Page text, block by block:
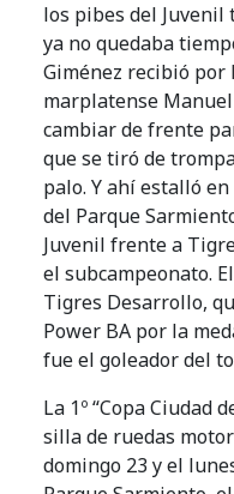
los pibes del Juvenil
ya no quedaba
Giménez recibió por
marplatense
cambiar de frente
que se tiró de
palo. Y ahí estalló
del Parque
Juvenil frente a
el subcampeonato.
Tigres Desarrollo,
Power BA por la
fue el goleador del
La 1º “Copa Ciudad
silla de ruedas
domingo 23 y el